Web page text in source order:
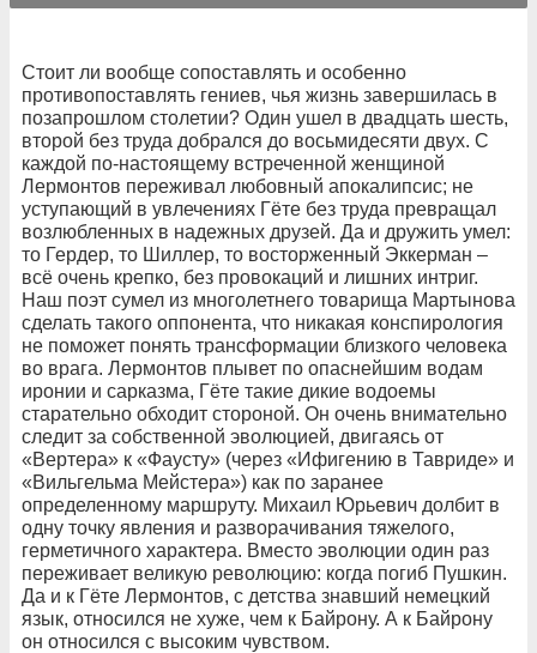
Стоит ли вообще сопоставлять и особенно
противопоставлять гениев, чья жизнь завершилась в
позапрошлом столетии? Один ушел в двадцать шесть,
второй без труда добрался до восьмидесяти двух. С
каждой по-настоящему встреченной женщиной
Лермонтов переживал любовный апокалипсис; не
уступающий в увлечениях Гёте без труда превращал
возлюбленных в надежных друзей. Да и дружить умел:
то Гердер, то Шиллер, то восторженный Эккерман –
всё очень крепко, без провокаций и лишних интриг.
Наш поэт сумел из многолетнего товарища Мартынова
сделать такого оппонента, что никакая конспирология
не поможет понять трансформации близкого человека
во врага. Лермонтов плывет по опаснейшим водам
иронии и сарказма, Гёте такие дикие водоемы
старательно обходит стороной. Он очень внимательно
следит за собственной эволюцией, двигаясь от
«Вертера» к «Фаусту» (через «Ифигению в Тавриде» и
«Вильгельма Мейстера») как по заранее
определенному маршруту. Михаил Юрьевич долбит в
одну точку явления и разворачивания тяжелого,
герметичного характера. Вместо эволюции один раз
переживает великую революцию: когда погиб Пушкин.
Да и к Гёте Лермонтов, с детства знавший немецкий
язык, относился не хуже, чем к Байрону. А к Байрону
он относился с высоким чувством.